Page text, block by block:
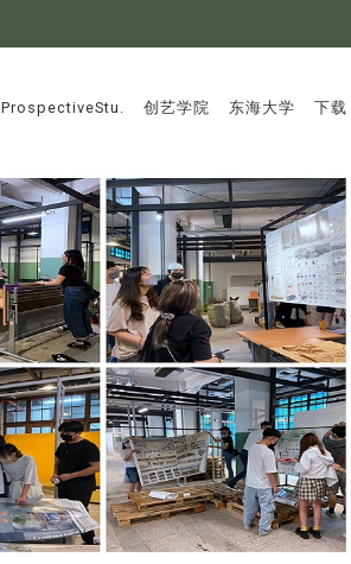
:::
ProspectiveStu. 创艺学院 东海大学 下载